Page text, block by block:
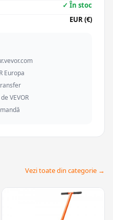
✓ În stoc
EUR (€)
Europa
VEVOR
Vezi toate din categorie →